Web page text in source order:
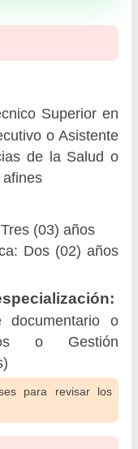
Superior en
o Asistente
de la Salud o
(03) años
Dos (02) años
o
o Gestión
para revisar los